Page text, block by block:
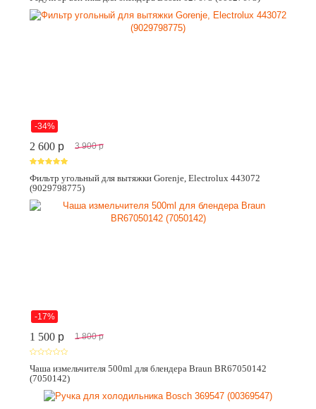
-34%
2 600 p 3 900 p
Фильтр угольный для вытяжки Gorenje, Electrolux 443072
(9029798775)
-17%
1 500 p 1 800 p
Чаша измельчителя 500ml для блендера Braun BR67050142
(7050142)